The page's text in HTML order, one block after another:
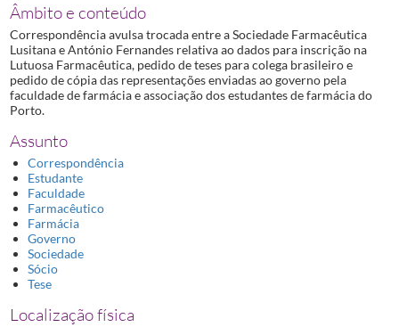
Âmbito e conteúdo
Correspondência avulsa trocada entre a Sociedade Farmacêutica
Lusitana e António Fernandes relativa ao dados para inscrição na
Lutuosa Farmacêutica, pedido de teses para colega brasileiro e
pedido de cópia das representações enviadas ao governo pela
faculdade de farmácia e associação dos estudantes de farmácia do
Porto.
Assunto
Correspondência
Estudante
Faculdade
Farmacêutico
Farmácia
Governo
Sociedade
Sócio
Tese
Localização física